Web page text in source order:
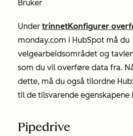
Bruker
Under trinnetKonfigurer
monday.com i HubSpot må du
velgearbeidsområdet og
som du vil overføre data fra.
dette, må du også tilordne
til de tilsvarende egenskapene
Pipedrive